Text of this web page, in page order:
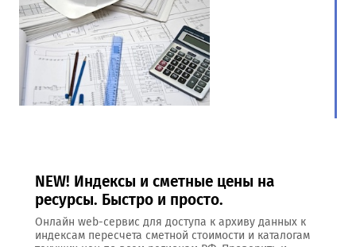
NEW! Индексы и сметные цены на
ресурсы. Быстро и просто.
Онлайн web-сервис для доступа к архиву данных к
индексам пересчета сметной стоимости и каталогам